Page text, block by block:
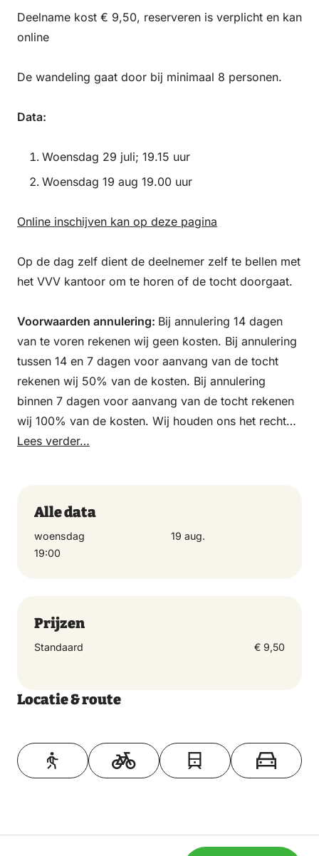
Deelname kost € 9,50, reserveren is verplicht en kan
online
De wandeling gaat door bij minimaal 8 personen.
Data:
Woensdag 29 juli; 19.15 uur
Woensdag 19 aug 19.00 uur
Online inschijven kan op deze pagina
Op de dag zelf dient de deelnemer zelf te bellen met
het VVV kantoor om te horen of de tocht doorgaat.
Voorwaarden annulering: Bij annulering 14 dagen
van te voren rekenen wij geen kosten. Bij annulering
tussen 14 en 7 dagen voor aanvang van de tocht
rekenen wij 50% van de kosten. Bij annulering
binnen 7 dagen voor aanvang van de tocht rekenen
wij 100% van de kosten. Wij houden ons het recht
voor de tocht bij slecht weer af te lasten, dat wil
betaalde kosten ontvang je zo spoedig mogelijk van
ons retour (binnen 10 werkdagen).
Lees verder…
Alle data
woensdag
19 aug.
19:00
Prijzen
Standaard € 9,50
Locatie & route
Toon op kaart